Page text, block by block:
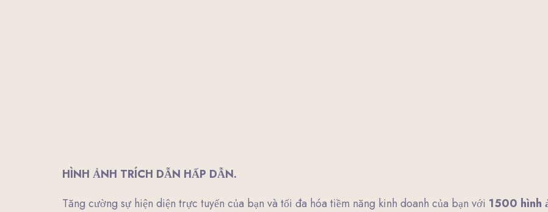
HÌNH ẢNH TRÍCH DẪN HẤP DẪN.
Tăng cường sự hiện diện trực tuyến của bạn và tối đa hóa tiềm năng kinh doanh của bạn với 1500 hình